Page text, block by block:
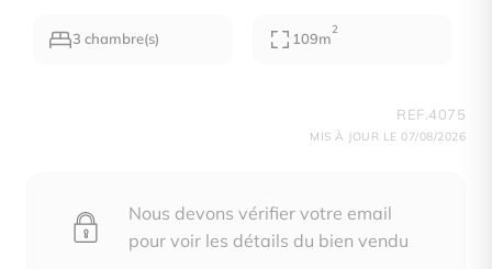
3 chambre(s) 109m
2
REF.4075
MIS À JOUR LE 07/08/2026
Nous devons vérifier votre email
pour voir les détails du bien vendu